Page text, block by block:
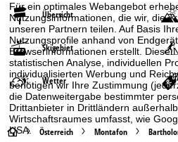
Für ein optimales Webangebot
Nutzungsinformationen, die wir, die
unseren Partnern teilen. Auf Basis
Nutzungsprofile anhand von
Browserinformationen erstellt. Diese
statistischen Analyse, individuellen
individualisierten Werbung und
benötigen wir Ihre Zustimmung
die Datenweitergabe bestimmter
Drittanbieter in Drittländern
Wirtschaftsraumes umfasst, wie
USA.
Übersicht
Skigebiet
Wetter
S Österreich Montafon